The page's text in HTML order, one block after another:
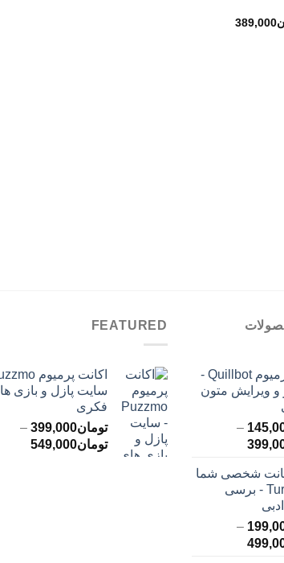
389,000محدوده
اکانت پرمیوم Quillbot -
و ویرایش متون
–
محدوده
تومان145,000
تا
شخصی شما
در Turnitin - برسی
–
محدوده
FEATURED
سایت پازل و بازی
فکری
تومان399,000
–
تومان549,000